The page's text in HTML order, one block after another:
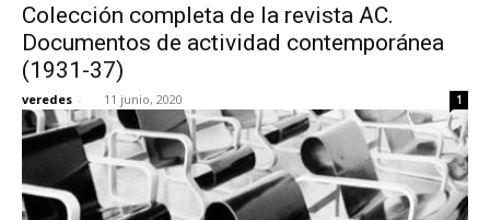
Colección completa de la revista AC.
Documentos de actividad contemporánea
(1931-37)
veredes - 11 junio, 2020 1